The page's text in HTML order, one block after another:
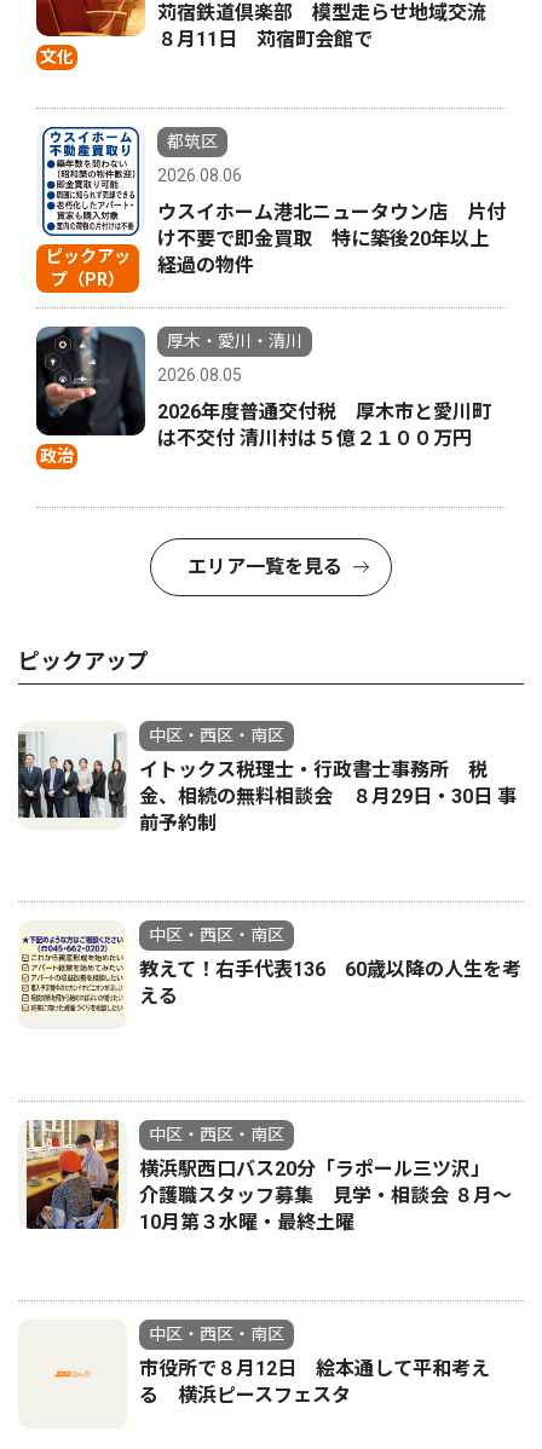
文化
苅宿鉄道倶楽部 模型走らせ地域交流
８月11日 苅宿町会館で
ピックアッ
プ（PR）
都筑区
2026.08.06
ウスイホーム港北ニュータウン店 片付
け不要で即金買取 特に築後20年以上
経過の物件
政治
厚木・愛川・清川
2026.08.05
2026年度普通交付税 厚木市と愛川町
は不交付 清川村は５億２１００万円
エリア一覧を見る
ピックアップ
中区・西区・南区
イトックス税理士・行政書士事務所 税
金、相続の無料相談会 ８月29日・30日 事
前予約制
中区・西区・南区
教えて！右手代表136 60歳以降の人生を考
える
中区・西区・南区
横浜駅西口バス20分「ラポール三ツ沢」
介護職スタッフ募集 見学・相談会 ８月〜
10月第３水曜・最終土曜
中区・西区・南区
市役所で８月12日 絵本通して平和考え
る 横浜ピースフェスタ